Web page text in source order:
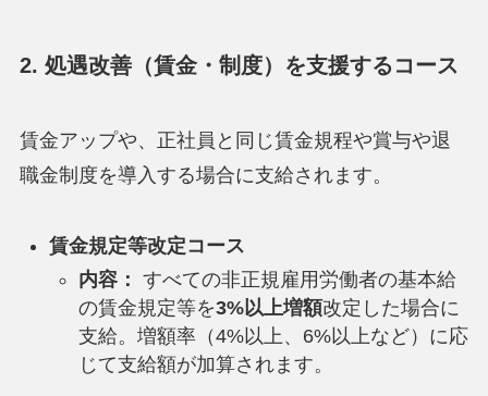
2. 処遇改善（賃金・制度）を支援するコース
賃金アップや、正社員と同じ賃金規程や賞与や退
職金制度を導入する場合に支給されます。
賃金規定等改定コース
内容： すべての非正規雇用労働者の基本給
の賃金規定等を3%以上増額改定した場合に
支給。増額率（4%以上、6%以上など）に応
じて支給額が加算されます。